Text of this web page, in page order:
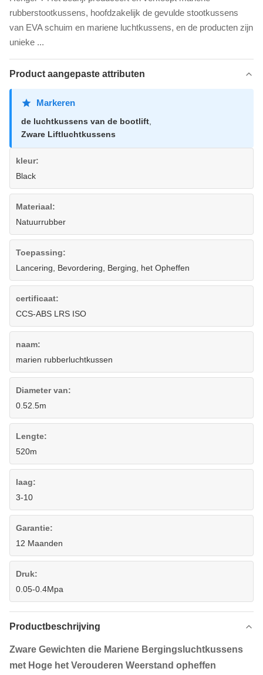
rubberstootkussens, hoofdzakelijk de gevulde stootkussens
van EVA schuim en mariene luchtkussens, en de producten zijn
unieke ...
Product aangepaste attributen
Markeren
de luchtkussens van de bootlift
Zware Liftluchtkussens
kleur:
Black
Materiaal:
Natuurrubber
Toepassing:
Lancering, Bevordering, Berging, het Opheffen
certificaat:
CCS-ABS LRS ISO
naam:
marien rubberluchtkussen
Diameter van:
0.52.5m
Lengte:
520m
laag:
3-10
Garantie:
12 Maanden
Druk:
0.05-0.4Mpa
Productbeschrijving
Zware Gewichten die Mariene Bergingsluchtkussens
met Hoge het Verouderen Weerstand opheffen